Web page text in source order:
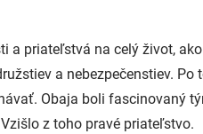
a priateľstvá na celý život,
a nebezpečenstiev. Po
Obaja boli fascinovaný
z toho pravé priateľstvo.